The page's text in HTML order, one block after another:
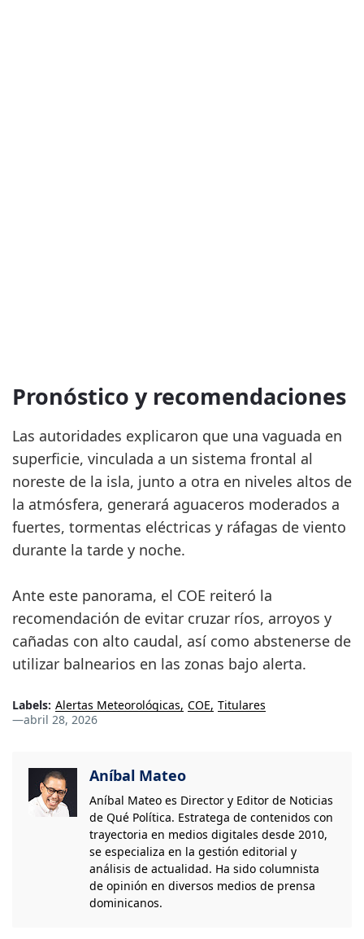
Pronóstico y recomendaciones
Las autoridades explicaron que una vaguada en
superficie, vinculada a un sistema frontal al
noreste de la isla, junto a otra en niveles altos de
la atmósfera, generará aguaceros moderados a
fuertes, tormentas eléctricas y ráfagas de viento
durante la tarde y noche.
Ante este panorama, el COE reiteró la
recomendación de evitar cruzar ríos, arroyos y
cañadas con alto caudal, así como abstenerse de
utilizar balnearios en las zonas bajo alerta.
Labels: Alertas Meteorológicas COE Titulares
—abril 28, 2026
Aníbal Mateo
Aníbal Mateo es Director y Editor de Noticias
de Qué Política. Estratega de contenidos con
trayectoria en medios digitales desde 2010,
se especializa en la gestión editorial y
análisis de actualidad. Ha sido columnista
de opinión en diversos medios de prensa
dominicanos.